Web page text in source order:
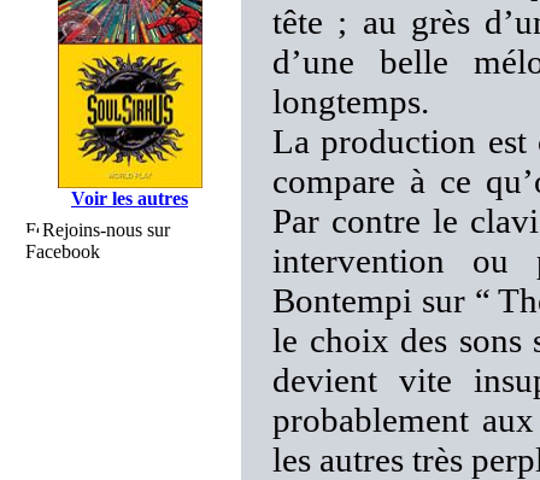
Voir les autres
Rejoins-nous sur
Facebook
tête ; au grès
d’une belle
longtemps.
La production est
compare à ce
Par contre le
intervention ou
Bontempi sur “
le choix des
devient vite
probablement
les autres très